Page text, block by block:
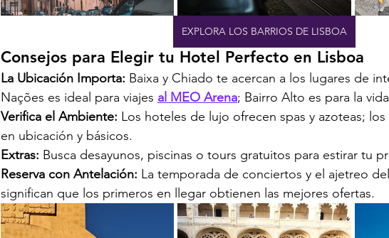
EXPLORA LOS BARRIOS DE LISBOA
Consejos para Elegir tu Hotel Perfecto en Lisboa
La Ubicación Importa: Baixa y Chiado te acercan a los lugares de
Nações es ideal para viajes al MEO Arena; Bairro Alto es para la
Verifica el Ambiente: Los hoteles de lujo ofrecen spas y azoteas;
en ubicación y básicos.
Extras: Busca desayunos, piscinas o tours gratuitos para estirar tu
Reserva con Antelación: La temporada de conciertos y el ajetreo
significan que los primeros en llegar obtienen las mejores ofertas.